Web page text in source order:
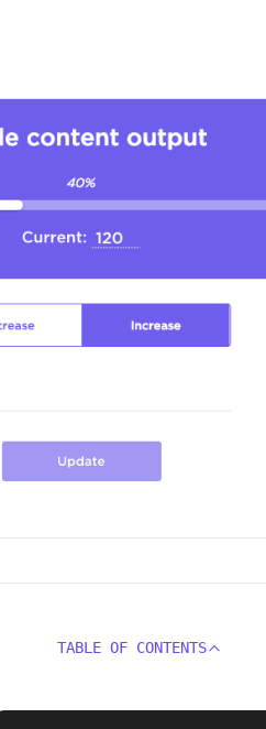
TABLE OF CONTENTS